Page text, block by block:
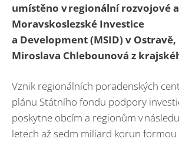
umístěno v regionální rozvojové
Moravskoslezské Investice
a Development (MSID) v
Miroslava Chlebounová z
Vznik regionálních poradenských
plánu Státního fondu podpory
poskytne obcím a regionům v
letech až sedm miliard korun formou